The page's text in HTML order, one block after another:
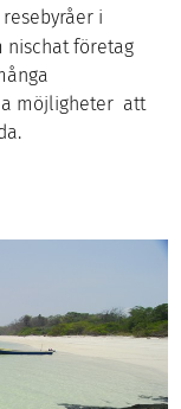
i
nischat företag
möjligheter att